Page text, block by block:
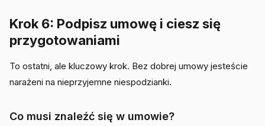
Krok 6: Podpisz umowę i ciesz się
przygotowaniami
To ostatni, ale kluczowy krok. Bez dobrej umowy jesteście
narażeni na nieprzyjemne niespodzianki.
Co musi znaleźć się w umowie?